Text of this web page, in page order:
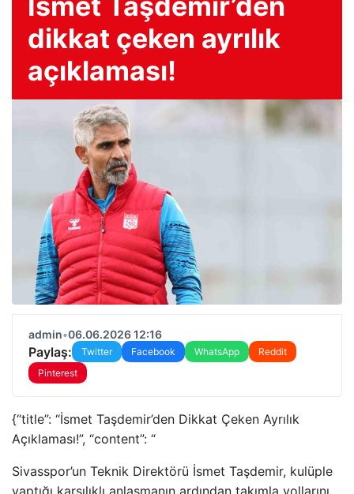
dikkat çeken ayrılık
açıklaması!
admin•06.06.2026 12:16
Paylaş: Twitter Facebook WhatsApp
Reddit
Pinterest
{“title”: “İsmet Taşdemir’den Dikkat Çeken Ayrılık
Açıklaması!”, “content”: “
Sivasspor’un Teknik Direktörü İsmet Taşdemir, kulüple
yaptığı karşılıklı anlaşmanın ardından takımla yollarını